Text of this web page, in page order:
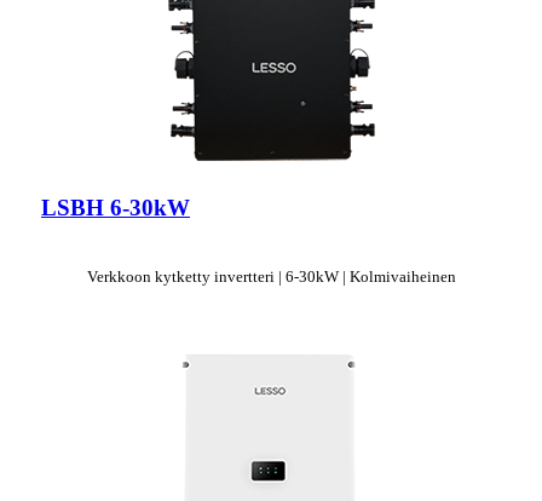
LSBH 6-30kW
Verkkoon kytketty invertteri | 6-30kW | Kolmivaiheinen